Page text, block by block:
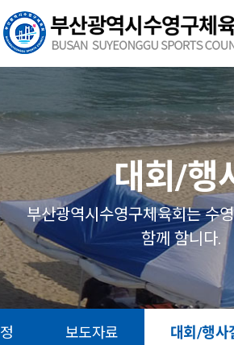
본문 바로가기
열기
열기
열기
열기
열기
대회/행
부산광역시수영구체육회는 수
함께 함니다.
보도자료 대회/행사